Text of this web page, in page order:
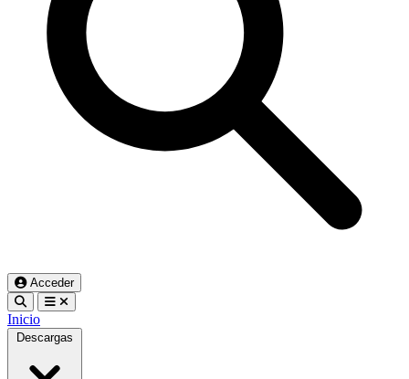
Acceder
Inicio
Descargas